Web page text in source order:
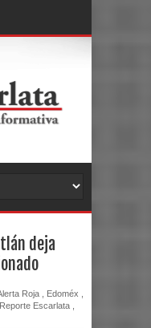
deja
Roja Edoméx
Reporte Escarlata